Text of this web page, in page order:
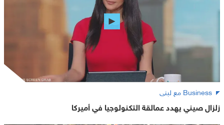
Business مع لبنى
زلزال صيني يهدد عمالقة التكنولوجيا في أميركا